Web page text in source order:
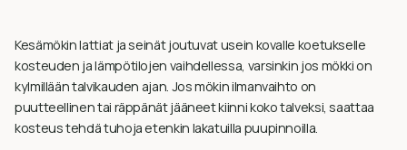
Kesämökin lattiat ja seinät joutuvat usein kovalle koetukselle
kosteuden ja lämpötilojen vaihdellessa, varsinkin jos mökki on
kylmillään talvikauden ajan. Jos mökin ilmanvaihto on
puutteellinen tai räppänät jääneet kiinni koko talveksi, saattaa
kosteus tehdä tuhoja etenkin lakatuilla puupinnoilla.